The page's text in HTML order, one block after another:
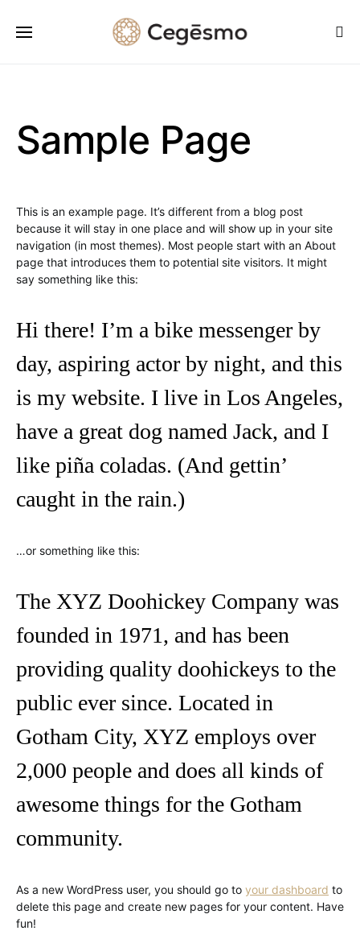
Sample Page
This is an example page. It’s different from a blog post
because it will stay in one place and will show up in your site
navigation (in most themes). Most people start with an About
page that introduces them to potential site visitors. It might
say something like this:
Hi there! I’m a bike messenger by
day, aspiring actor by night, and this
is my website. I live in Los Angeles,
have a great dog named Jack, and I
like piña coladas. (And gettin’
caught in the rain.)
…or something like this:
The XYZ Doohickey Company was
founded in 1971, and has been
providing quality doohickeys to the
public ever since. Located in
Gotham City, XYZ employs over
2,000 people and does all kinds of
awesome things for the Gotham
community.
As a new WordPress user, you should go to your dashboard to
delete this page and create new pages for your content. Have
fun!